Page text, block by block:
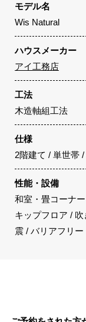
モデル名
Wis Natural
ハウスメーカー
アイ工務店
工法
木造軸組工法
仕様
2階建て / 単世帯
性能・設備
和室・畳コーナ
キップフロア /
震 / バリアフリー